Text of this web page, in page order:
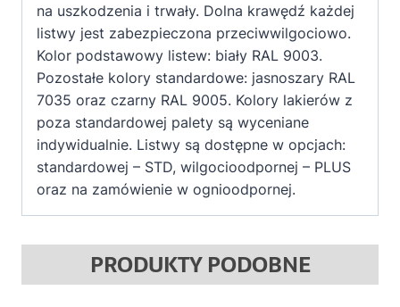
na uszkodzenia i trwały. Dolna krawędź każdej
listwy jest zabezpieczona przeciwwilgociowo.
Kolor podstawowy listew: biały RAL 9003.
Pozostałe kolory standardowe: jasnoszary RAL
7035 oraz czarny RAL 9005. Kolory lakierów z
poza standardowej palety są wyceniane
indywidualnie. Listwy są dostępne w opcjach:
standardowej – STD, wilgocioodpornej – PLUS
oraz na zamówienie w ognioodpornej.
PRODUKTY PODOBNE